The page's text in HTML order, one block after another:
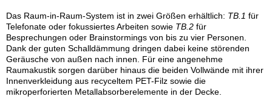
Das Raum-in-Raum-System ist in zwei Größen erhältlich: TB.1 für
Telefonate oder fokussiertes Arbeiten sowie TB.2 für
Besprechungen oder Brainstormings von bis zu vier Personen.
Dank der guten Schalldämmung dringen dabei keine störenden
Geräusche von außen nach innen. Für eine angenehme
Raumakustik sorgen darüber hinaus die beiden Vollwände mit ihrer
Innenverkleidung aus recyceltem PET-Filz sowie die
mikroperforierten Metallabsorberelemente in der Decke.